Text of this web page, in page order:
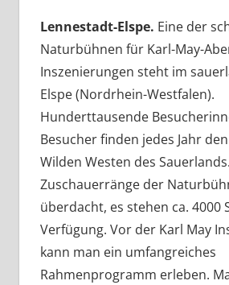
Lennestadt-Elspe. Eine der
Naturbühnen für Karl-May-
Inszenierungen steht im
Elspe (Nordrhein-Westfalen).
Hunderttausende
Besucher finden jedes Jahr
Wilden Westen des
Zuschauerränge der
überdacht, es stehen ca. 4000
Verfügung. Vor der Karl May
kann man ein umfangreiches
Rahmenprogramm erleben.